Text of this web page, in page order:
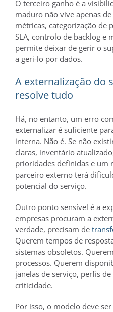
O terceiro ganho é a
maduro não vive apenas
métricas, categorização de
SLA, controlo de backlog e
permite deixar de gerir o
a geri-lo por dados.
A externalização do
resolve tudo
Há, no entanto, um erro
externalizar é suficiente
interna. Não é. Se não
claras, inventário
prioridades definidas e um
parceiro externo terá
potencial do serviço.
Outro ponto sensível é a
empresas procuram a
verdade, precisam de
Querem tempos de
sistemas obsoletos.
processos. Querem
janelas de serviço, perfis
criticidade.
Por isso, o modelo deve